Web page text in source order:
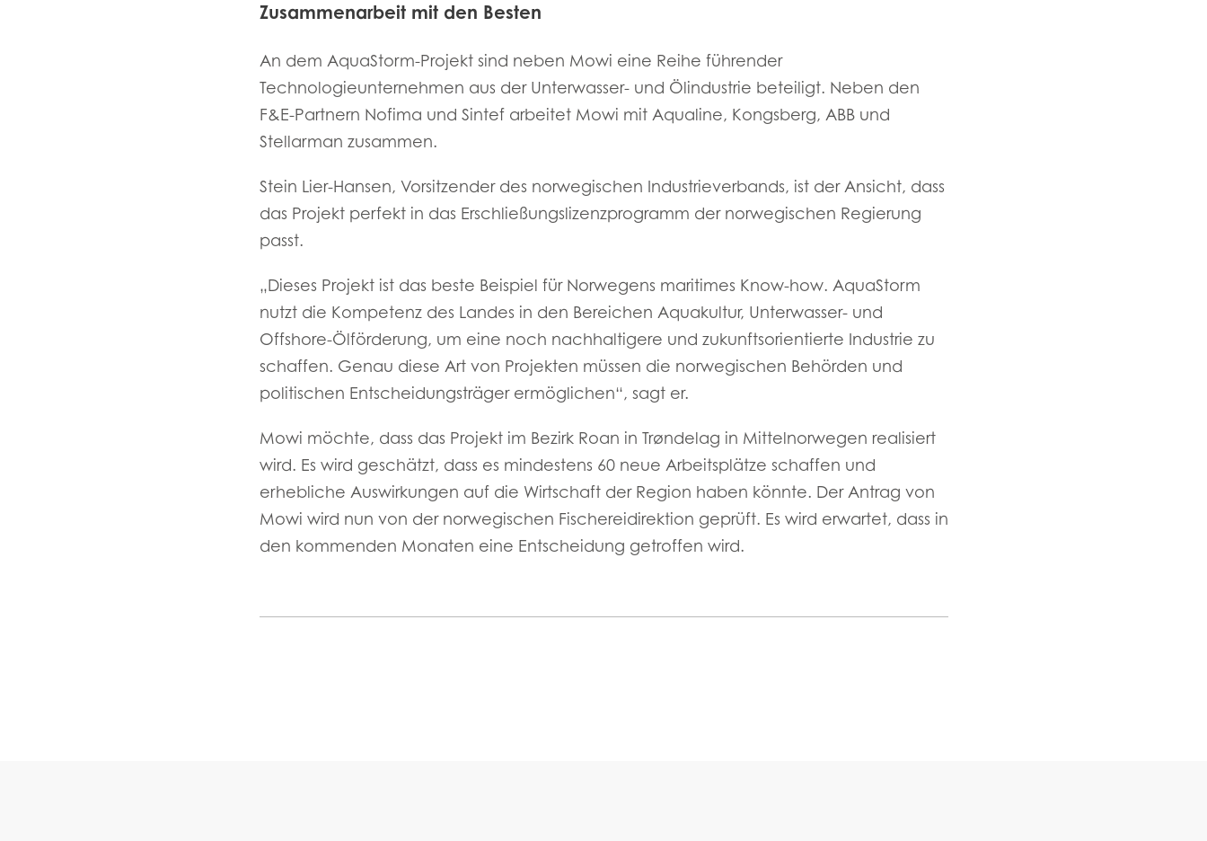
Mowi Japan
Mowi Belgium (FR)
Mowi Czechia (EN)
Mowi Faroe Islands
Mowi France
Mowi Italy
Mowi Norway
Mowi Spain
Americas
Mowi Canada East
Mowi Canada West
Mowi Chile
Mowi USA
Zusammenarbeit mit den Besten
An dem AquaStorm-Projekt sind neben Mowi eine Reihe führender
Technologieunternehmen aus der Unterwasser- und Ölindustrie beteiligt. Neben den
F&E-Partnern Nofima und Sintef arbeitet Mowi mit Aqualine, Kongsberg, ABB und
Stellarman zusammen.
Stein Lier-Hansen, Vorsitzender des norwegischen Industrieverbands, ist der Ansicht, dass
das Projekt perfekt in das Erschließungslizenzprogramm der norwegischen Regierung
passt.
„Dieses Projekt ist das beste Beispiel für Norwegens maritimes Know-how. AquaStorm
nutzt die Kompetenz des Landes in den Bereichen Aquakultur, Unterwasser- und
Offshore-Ölförderung, um eine noch nachhaltigere und zukunftsorientierte Industrie zu
schaffen. Genau diese Art von Projekten müssen die norwegischen Behörden und
politischen Entscheidungsträger ermöglichen“, sagt er.
Mowi möchte, dass das Projekt im Bezirk Roan in Trøndelag in Mittelnorwegen realisiert
wird. Es wird geschätzt, dass es mindestens 60 neue Arbeitsplätze schaffen und
erhebliche Auswirkungen auf die Wirtschaft der Region haben könnte. Der Antrag von
Mowi wird nun von der norwegischen Fischereidirektion geprüft. Es wird erwartet, dass in
den kommenden Monaten eine Entscheidung getroffen wird.